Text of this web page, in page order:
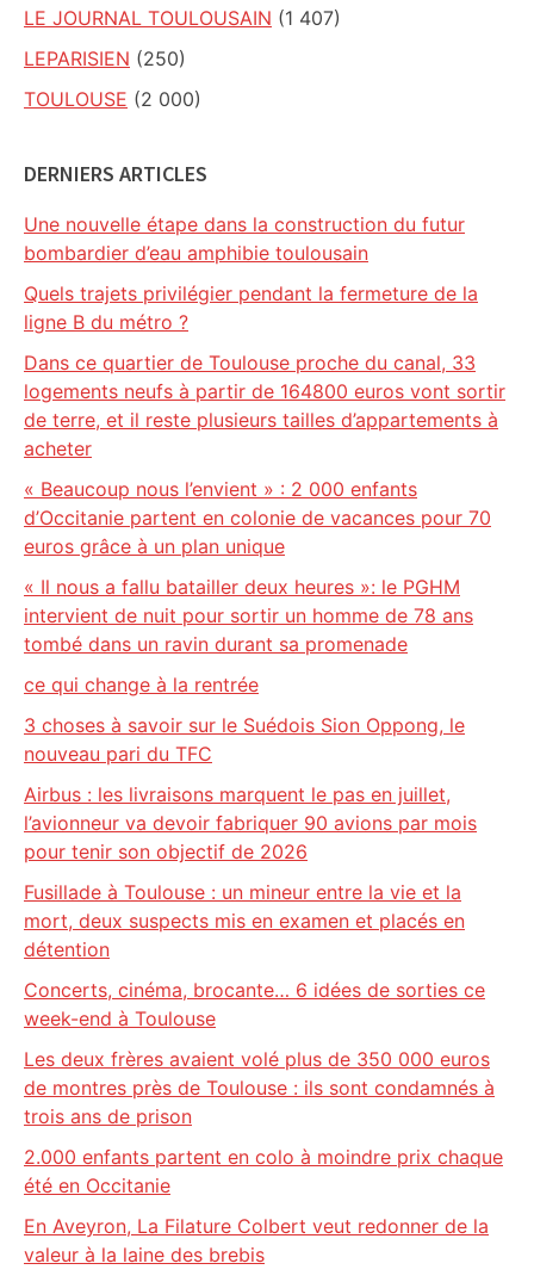
LE JOURNAL TOULOUSAIN (1 407)
LEPARISIEN (250)
TOULOUSE (2 000)
DERNIERS ARTICLES
Une nouvelle étape dans la construction du futur
bombardier d’eau amphibie toulousain
Quels trajets privilégier pendant la fermeture de la
ligne B du métro ?
Dans ce quartier de Toulouse proche du canal, 33
logements neufs à partir de 164800 euros vont sortir
de terre, et il reste plusieurs tailles d’appartements à
acheter
« Beaucoup nous l’envient » : 2 000 enfants
d’Occitanie partent en colonie de vacances pour 70
euros grâce à un plan unique
« Il nous a fallu batailler deux heures »: le PGHM
intervient de nuit pour sortir un homme de 78 ans
tombé dans un ravin durant sa promenade
ce qui change à la rentrée
3 choses à savoir sur le Suédois Sion Oppong, le
nouveau pari du TFC
Airbus : les livraisons marquent le pas en juillet,
l’avionneur va devoir fabriquer 90 avions par mois
pour tenir son objectif de 2026
Fusillade à Toulouse : un mineur entre la vie et la
mort, deux suspects mis en examen et placés en
détention
Concerts, cinéma, brocante… 6 idées de sorties ce
week-end à Toulouse
Les deux frères avaient volé plus de 350 000 euros
de montres près de Toulouse : ils sont condamnés à
trois ans de prison
2.000 enfants partent en colo à moindre prix chaque
été en Occitanie
En Aveyron, La Filature Colbert veut redonner de la
valeur à la laine des brebis